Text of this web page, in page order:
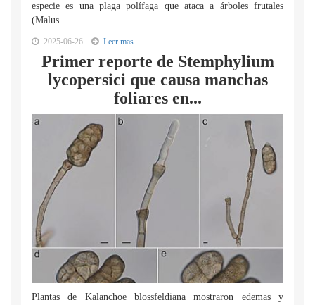
especie es una plaga polífaga que ataca a árboles frutales
(Malus...
2025-06-26 Leer mas...
Primer reporte de Stemphylium
lycopersici que causa manchas
foliares en...
Plantas de Kalanchoe blossfeldiana mostraron edemas y